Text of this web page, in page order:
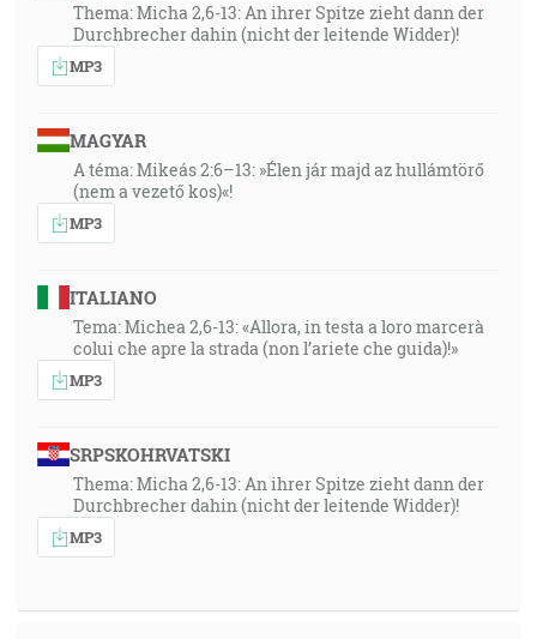
Thema: Micha 2,6-13: An ihrer Spitze zieht dann der
Durchbrecher dahin (nicht der leitende Widder)!
MP3
MAGYAR
A téma: Mikeás 2:6–13: »Élen jár majd az hullámtörő
(nem a vezető kos)«!
MP3
ITALIANO
Tema: Michea 2,6-13: «Allora, in testa a loro marcerà
colui che apre la strada (non l’ariete che guida)!»
MP3
SRPSKOHRVATSKI
Thema: Micha 2,6-13: An ihrer Spitze zieht dann der
Durchbrecher dahin (nicht der leitende Widder)!
MP3